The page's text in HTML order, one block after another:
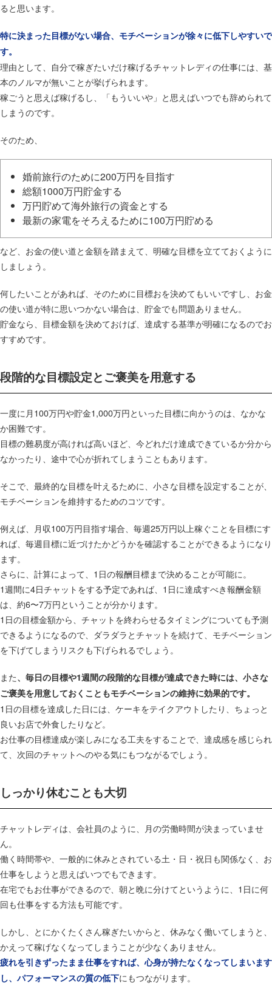
ると思います。
特に決まった目標がない場合、モチベーションが徐々に低下しやすいで
す。
理由として、自分で稼ぎたいだけ稼げるチャットレディの仕事には、基
本のノルマが無いことが挙げられます。
稼ごうと思えば稼げるし、「もういいや」と思えばいつでも辞められて
しまうのです。
そのため、
婚前旅行のために200万円を目指す
総額1000万円貯金する
万円貯めて海外旅行の資金とする
最新の家電をそろえるために100万円貯める
など、お金の使い道と金額を踏まえて、明確な目標を立てておくように
しましょう。
何したいことがあれば、そのために目標おを決めてもいいですし、お金
の使い道が特に思いつかない場合は、貯金でも問題ありません。
貯金なら、目標金額を決めておけば、達成する基準が明確になるのでお
すすめです。
段階的な目標設定とご褒美を用意する
一度に月100万円や貯金1,000万円といった目標に向かうのは、なかな
か困難です。
目標の難易度が高ければ高いほど、今どれだけ達成できているか分から
なかったり、途中で心が折れてしまうこともあります。
そこで、最終的な目標を叶えるために、小さな目標を設定することが、
モチベーションを維持するためのコツです。
例えば、月収100万円目指す場合、毎週25万円以上稼ぐことを目標にす
れば、毎週目標に近づけたかどうかを確認することができるようになり
ます。
さらに、計算によって、1日の報酬目標まで決めることが可能に。
1週間に4日チャットをする予定であれば、1日に達成すべき報酬金額
は、約6〜7万円ということが分かります。
1日の目標金額から、チャットを終わらせるタイミングについても予測
できるようになるので、ダラダラとチャットを続けて、モチベーション
を下げてしまうリスクも下げられるでしょう。
また、毎日の目標や1週間の段階的な目標が達成できた時には、小さな
ご褒美を用意しておくこともモチベーションの維持に効果的です。
1日の目標を達成した日には、ケーキをテイクアウトしたり、ちょっと
良いお店で外食したりなど。
お仕事の目標達成が楽しみになる工夫をすることで、達成感を感じられ
て、次回のチャットへのやる気にもつながるでしょう。
しっかり休むことも大切
チャットレディは、会社員のように、月の労働時間が決まっていませ
ん。
働く時間帯や、一般的に休みとされている土・日・祝日も関係なく、お
仕事をしようと思えばいつでもできます。
在宅でもお仕事ができるので、朝と晩に分けてというように、1日に何
回も仕事をする方法も可能です。
しかし、とにかくたくさん稼ぎたいからと、休みなく働いてしまうと、
かえって稼げなくなってしまうことが少なくありません。
疲れを引きずったまま仕事をすれば、心身が持たなくなってしまいます
し、パフォーマンスの質の低下にもつながります。